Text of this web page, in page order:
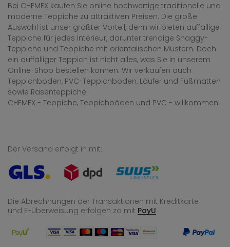
Bei CHEMEX kaufen Sie online hochwertige traditionelle und
moderne Teppiche zu attraktiven Preisen. Die große
Auswahl ist unser größter Vorteil, denn wir bieten auffällige
Teppiche für jedes Interieur, darunter trendige Shaggy-
Teppiche und Teppiche mit orientalischen Mustern. Doch
ein auffälliger Teppich ist nicht alles, was Sie in unserem
Online-Shop bestellen können. Wir verkaufen auch
Teppichböden, PVC-Teppichböden, Läufer und Fußmatten
sowie Rasenteppiche.
CHEMEX - Teppiche, Teppichböden und PVC - willkommen!
Der Versand erfolgt in mit:
Die Abrechnungen der Transaktionen mit Kreditkarte
und E-Überweisung erfolgen za mit PayU